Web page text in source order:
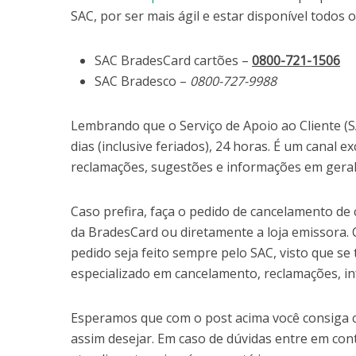
SAC, por ser mais ágil e estar disponível todos
SAC BradesCard cartões – 0800-721-1506
SAC Bradesco – 0800-727-9988
Lembrando que o Serviço de Apoio ao Cliente
dias (inclusive feriados), 24 horas. É um canal
reclamações, sugestões e informações em
Caso prefira, faça o pedido de cancelamento
da BradesCard ou diretamente a loja
pedido seja feito sempre pelo SAC, visto que
especializado em cancelamento, reclamações,
Esperamos que com o post acima você
assim desejar. Em caso de dúvidas entre em